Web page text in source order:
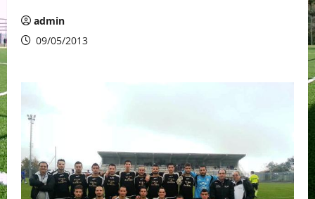
admin
09/05/2013